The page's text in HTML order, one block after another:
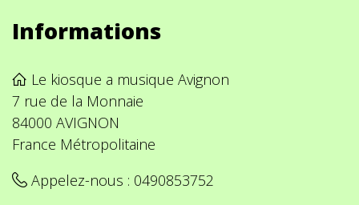
Informations
Le kiosque a musique Avignon
7 rue de la Monnaie
84000 AVIGNON
France Métropolitaine
Appelez-nous : 0490853752